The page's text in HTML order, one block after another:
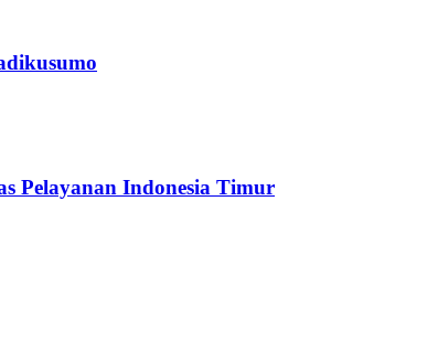
Pelayanan Indonesia Timur